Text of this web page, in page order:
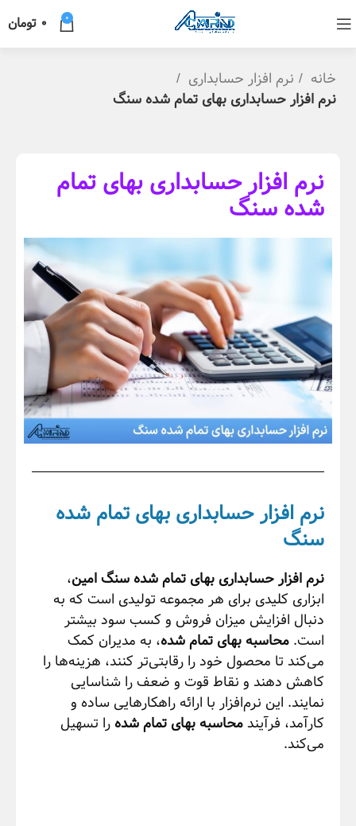
0
0 تومان
خانه
نرم افزار حسابداری
نرم افزار حسابداری بهای تمام شده سنگ
نرم افزار حسابداری بهای تمام
شده سنگ
نرم افزار حسابداری بهای تمام شده
سنگ
نرم افزار حسابداری بهای تمام شده سنگ امین،
ابزاری کلیدی برای هر مجموعه تولیدی است که به
دنبال افزایش میزان فروش و کسب سود بیشتر
است. محاسبه بهای تمام شده، به مدیران کمک
می‌کند تا محصول خود را رقابتی‌تر کنند، هزینه‌ها را
کاهش دهند و نقاط قوت و ضعف را شناسایی
نمایند. این نرم‌افزار با ارائه راهکارهایی ساده و
کارآمد، فرآیندمحاسبه بهای تمام شده را تسهیل
می‌کند.